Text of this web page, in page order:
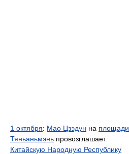
1 октября: Мао Цзэдун на площади
Тяньаньмэнь провозглашает
Китайскую Народную Республику